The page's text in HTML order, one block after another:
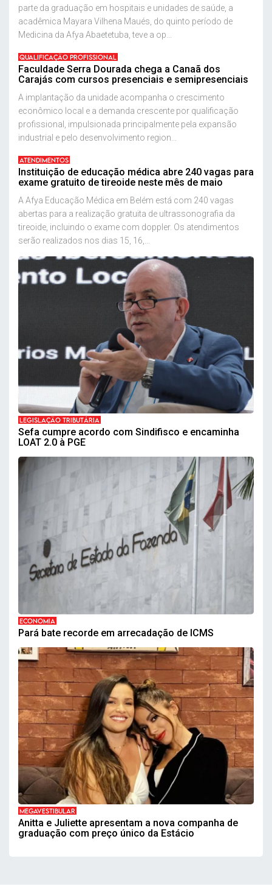
parte da graduação em hospitais e unidades de saúde, a
acadêmica Mayara Vilhena Maués, do quinto período de
Medicina da Afya Abaetetuba, teve a op...
QUALIFICAÇÃO PROFISSIONAL
Faculdade Serra Dourada chega a Canaã dos
Carajás com cursos presenciais e semipresenciais
A implantação da unidade acompanha o crescimento
econômico local e a demanda crescente por qualificação
profissional, impulsionada principalmente pela expansão
industrial e pelo desenvolvimento region...
ATENDIMENTOS
Instituição de educação médica abre 240 vagas para
exame gratuito de tireoide neste mês de maio
A Afya Educação Médica em Belém está com 240 vagas
abertas para a realização gratuita de ultrassonografia da
tireoide, incluindo o exame com doppler. Os atendimentos
serão realizados nos dias 15, 16,...
LEGISLAÇÃO TRIBUTÁRIA
Sefa cumpre acordo com Sindifisco e encaminha
LOAT 2.0 à PGE
ECONOMIA
Pará bate recorde em arrecadação de ICMS
MEGAVESTIBULAR
Anitta e Juliette apresentam a nova companha de
graduação com preço único da Estácio